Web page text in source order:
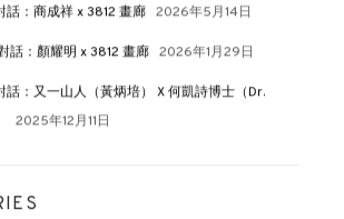
話：商成祥 x 3812 畫廊 2026年5月14日
話：顏耀明 x 3812 畫廊 2026年1月29日
話：又一山人（黃炳培） X 何凱詩博士（Dr.
2025年12月11日